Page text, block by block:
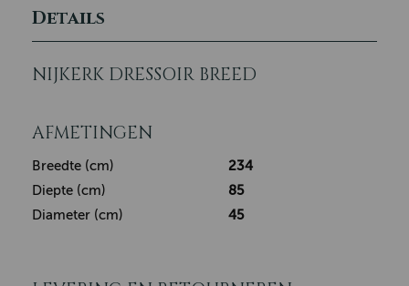
Details
NIJKERK DRESSOIR BREED
AFMETINGEN
Breedte (cm)
234
Diepte (cm)
85
Diameter (cm)
45